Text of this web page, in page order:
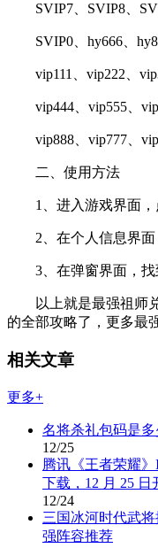
SVIP7、SVIP8、
SVIP0、hy666、
vip111、vip222、
vip444、vip555、
vip888、vip777、
二、使用方法
1、进入游戏界面，
2、在个人信息界面
3、在弹窗界面，找
以上就是最强祖师兑
的全部攻略了，更多最
相关文章
更多+
名将杀礼包码是
12/25
腾讯《王者荣耀
下载，12 月 25 日
12/24
三国冰河时代武
强阵容推荐